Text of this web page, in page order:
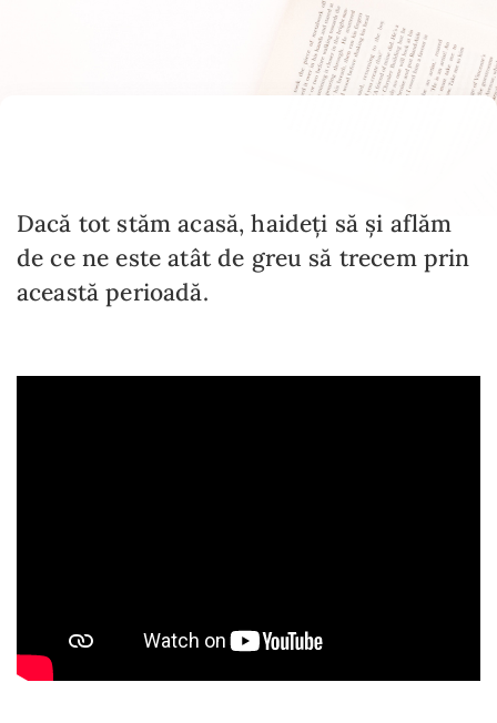
Dacă tot stăm acasă, haideți să și aflăm
de ce ne este atât de greu să trecem prin
această perioadă.